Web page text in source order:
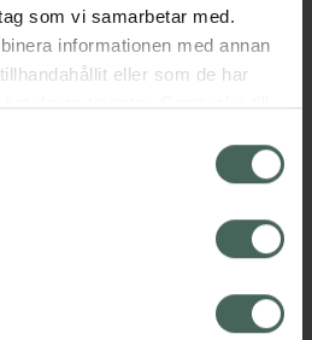
som vi samarbetar med.
informationen med annan
eller som de har
deras tjänster. Samtycke till
webbplatsens
samtycke påverkar inte
som skett innan återkallelsen.